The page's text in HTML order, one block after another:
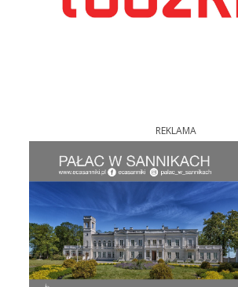
REKLAMA